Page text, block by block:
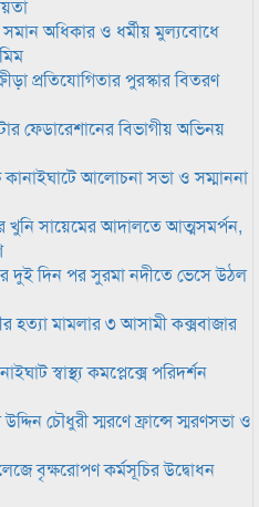
অধিকার ও ধর্মীয় মুল্যবোধে
প্রতিযোগিতার পুরস্কার বিতরণ
ফেডারেশানের বিভাগীয় অভিনয়
কানাইঘাটে আলোচনা সভা ও সম্মাননা
খুনি সায়েমের আদালতে আত্মসমর্পন,
দুই দিন পর সুরমা নদীতে ভেসে উঠল
হত্যা মামলার ৩ আসামী কক্সবাজার
স্বাস্থ্য কমপ্লেক্সে পরিদর্শন
চৌধুরী স্মরণে ফ্রান্সে স্মরণসভা ও
বৃক্ষরোপণ কর্মসূচির উদ্বোধন